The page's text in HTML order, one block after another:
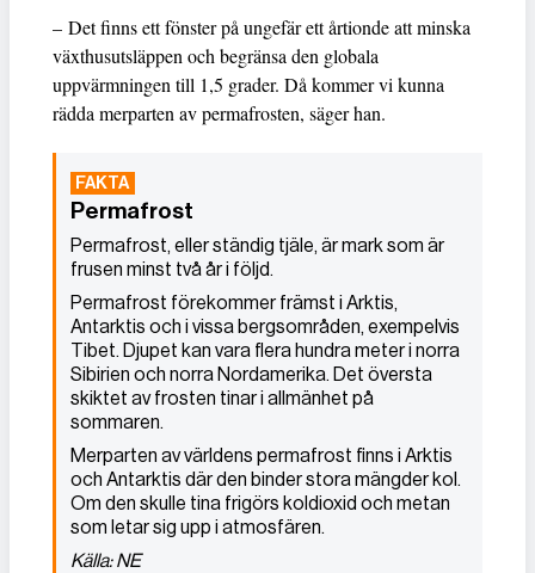
– Det finns ett fönster på ungefär ett årtionde att minska
växthusutsläppen och begränsa den globala
uppvärmningen till 1,5 grader. Då kommer vi kunna
rädda merparten av permafrosten, säger han.
Permafrost
Permafrost, eller ständig tjäle, är mark som är
frusen minst två år i följd.
Permafrost förekommer främst i Arktis,
Antarktis och i vissa bergsområden, exempelvis
Tibet. Djupet kan vara flera hundra meter i norra
Sibirien och norra Nordamerika. Det översta
skiktet av frosten tinar i allmänhet på
sommaren.
Merparten av världens permafrost finns i Arktis
och Antarktis där den binder stora mängder kol.
Om den skulle tina frigörs koldioxid och metan
som letar sig upp i atmosfären.
Källa: NE